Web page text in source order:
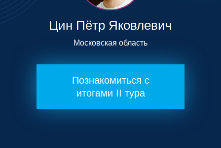
Познакомиться с
итогами II тура
Цин Пётр Яковлевич
Московская область